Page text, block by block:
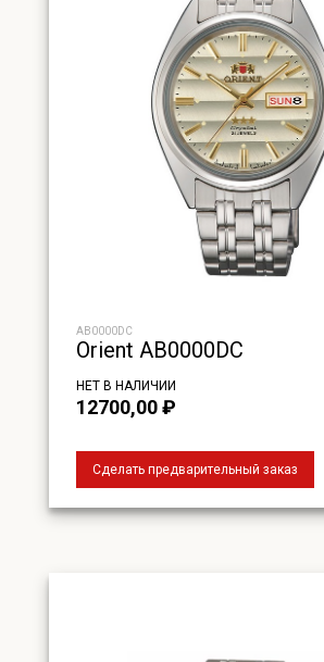
AB0000DC
Orient AB0000DC
НЕТ В НАЛИЧИИ
12700,00₽
Сделать предварительный заказ